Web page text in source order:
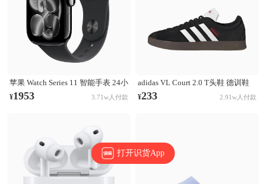
苹果 Watch Series 11 智能手表 24小
时续航升级 Ion-X玻璃技术 双倍抗
¥1953 3.71w人付款
adidas VL Court 2.0 T头鞋 德训鞋
板鞋 百搭轻便复古防滑耐磨轻运动
¥233 2.91w人付款
打开识货App